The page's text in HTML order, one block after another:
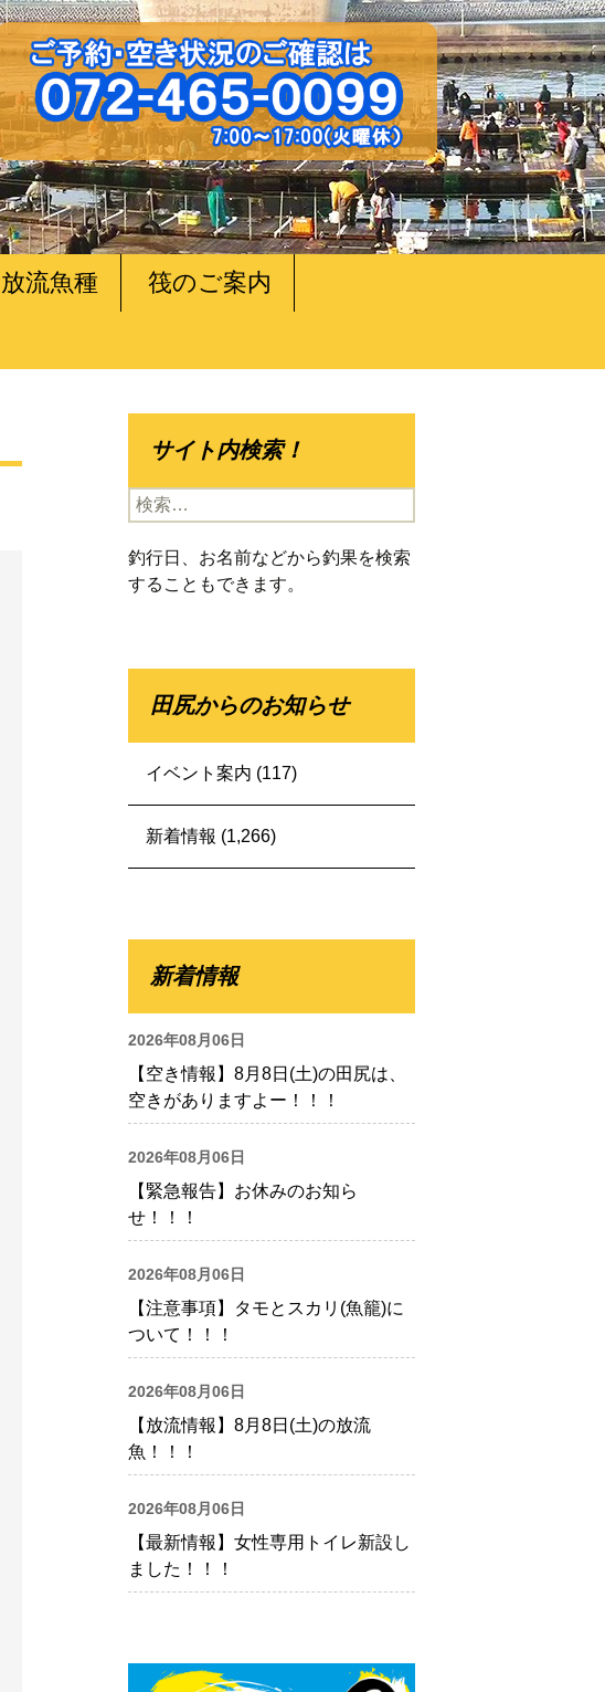
放流魚種 筏のご案内
サイト内検索！
検
索:
釣行日、お名前などから釣果を検索
することもできます。
田尻からのお知らせ
イベント案内 (117)
新着情報 (1,266)
新着情報
2026年08月06日
【空き情報】8月8日(土)の田尻は、
空きがありますよー！！！
2026年08月06日
【緊急報告】お休みのお知ら
せ！！！
2026年08月06日
【注意事項】タモとスカリ(魚籠)に
ついて！！！
2026年08月06日
【放流情報】8月8日(土)の放流
魚！！！
2026年08月06日
【最新情報】女性専用トイレ新設し
ました！！！